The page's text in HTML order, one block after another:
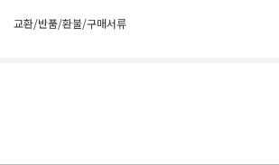
교환/반품/환불/구매서류